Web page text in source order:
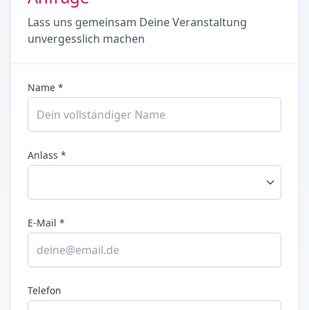
Lass uns gemeinsam Deine Veranstaltung
unvergesslich machen
Name *
Anlass *
E-Mail *
Telefon